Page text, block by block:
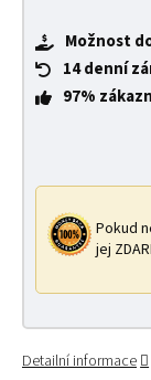
Možnost
14 denní
97%
Pokud
jej
Detailní informace